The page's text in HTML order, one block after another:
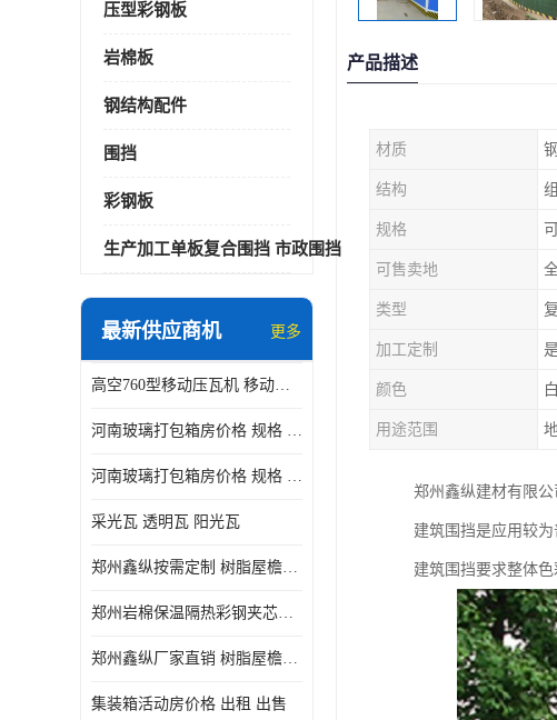
压型彩钢板
岩棉板
钢结构配件
围挡
彩钢板
生产加工单板复合围挡 市政围挡
最新供应商机 更多
高空760型移动压瓦机 移动升降制瓦设备租赁选郑州鑫纵
河南玻璃打包箱房价格 规格 鑫纵建材按需定制
河南玻璃打包箱房价格 规格 鑫纵建材批发
采光瓦 透明瓦 阳光瓦
郑州鑫纵按需定制 树脂屋檐装饰塑料琉璃瓦片 中式仿古瓦的特点 价格
郑州岩棉保温隔热彩钢夹芯板 郑州鑫纵支持定做
郑州鑫纵厂家直销 树脂屋檐装饰塑料琉璃瓦片 中式仿古瓦的特点 价格
集装箱活动房价格 出租 出售
产品描述
材质 钢
结构
规格
可售卖地
类型
加工定制
颜色
用途范围
郑州鑫纵建材有限公
建筑围挡是应用较
建筑围挡要求整体